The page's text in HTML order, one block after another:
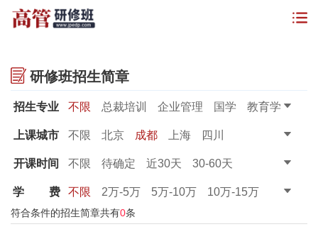
研修班招生简章
招生专业 不限 总裁培训 企业管理 国学
教育学
金融管理
董秘课程 财务课程
上课城市 不限 北京 成都 上海 四川
开课时间 不限 待确定 近30天
30-60天
60-90天
学 费 不限 2万-5万 5万-10万
10万-15万
15万-20万
20万以上
符合条件的招生简章共有0条